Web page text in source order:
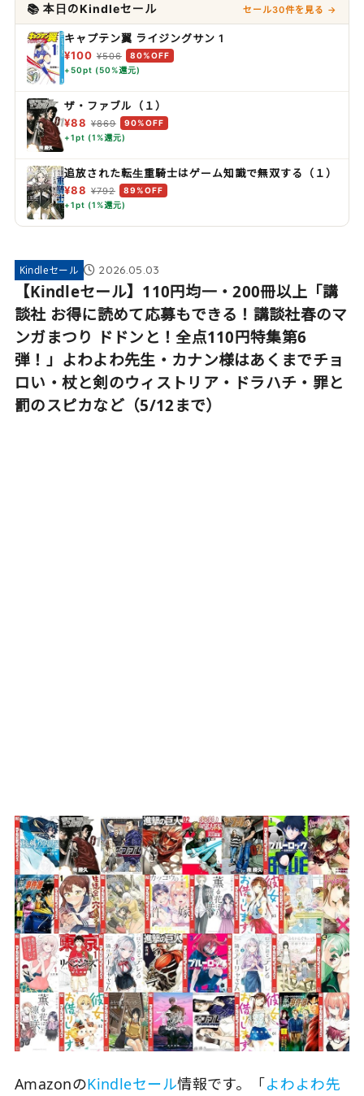
📚 本日のKindleセール セール30件を見る →
キャプテン翼 ライジングサン 1
¥100 ¥506
80%OFF
+50pt (50%還元)
ザ・ファブル（１）
¥88 ¥869
90%OFF
+1pt (1%還元)
追放された転生重騎士はゲーム知識で無双する（１）
¥88 ¥792
89%OFF
+1pt (1%還元)
Kindleセール 2026.05.03
【Kindleセール】110円均一・200冊以上「講
談社 お得に読めて応募もできる！講談社春のマ
ンガまつり ドドンと！全点110円特集第6
弾！」よわよわ先生・カナン様はあくまでチョ
ロい・杖と剣のウィストリア・ドラハチ・罪と
罰のスピカなど（5/12まで）
AmazonのKindleセール情報です。「よわよわ先